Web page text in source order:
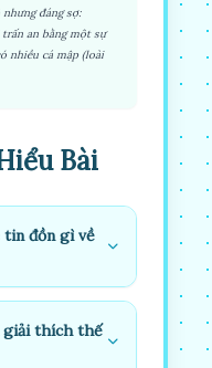
đáng sợ:
trấn an bằng một sự
nhiều cá mập (loài
Bài
tin đồn gì về
giải thích thế